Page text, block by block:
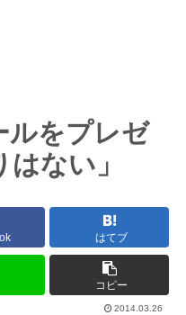
ルをプレゼ
ない」
はてブ
コピー
2014.03.26